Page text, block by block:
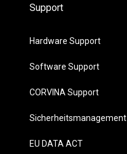
Support
Hardware Support
Software Support
CORVINA Support
Sicherheitsmanagement
EU DATA ACT